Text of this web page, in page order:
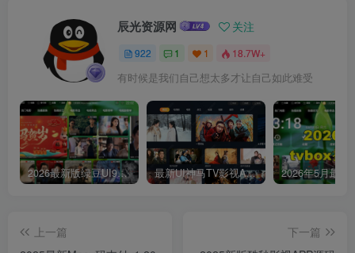
辰光资源网 关注
922 1 1 18.7W+
有时候是我们自己想太多才让自己如此难受
2026最新版绿豆UI9双端影视APP源码 最新UI神马TV影视APP源码 乐檬影视苹果CMS后台 包含前后端源码
上一篇
下一篇